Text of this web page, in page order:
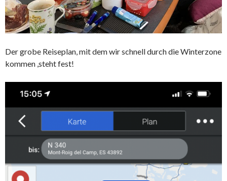
Der grobe Reiseplan, mit dem wir schnell durch die Winterzone
kommen ,steht fest!